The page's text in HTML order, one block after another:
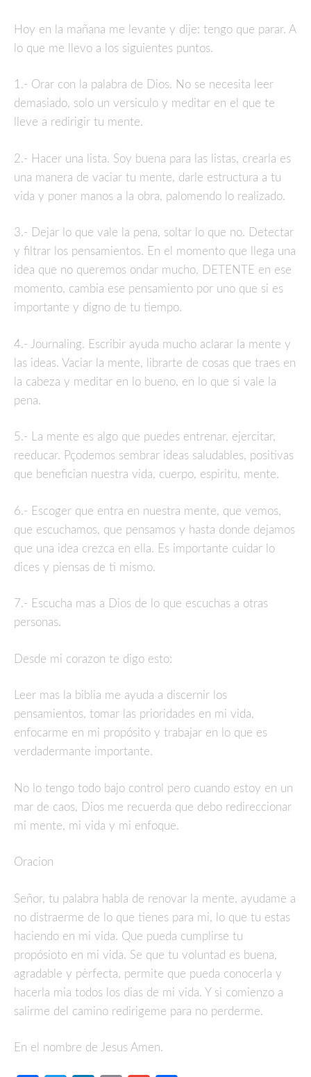
Hoy en la mañana me levante y dije: tengo que parar. A
lo que me llevo a los siguientes puntos.
1.- Orar con la palabra de Dios. No se necesita leer
demasiado, solo un versiculo y meditar en el que te
lleve a redirigir tu mente.
2.- Hacer una lista. Soy buena para las listas, crearla es
una manera de vaciar tu mente, darle estructura a tu
vida y poner manos a la obra, palomendo lo realizado.
3.- Dejar lo que vale la pena, soltar lo que no. Detectar
y filtrar los pensamientos. En el momento que llega una
idea que no queremos ondar mucho, DETENTE en ese
momento, cambia ese pensamiento por uno que si es
importante y digno de tu tiempo.
4.- Journaling. Escribir ayuda mucho aclarar la mente y
las ideas. Vaciar la mente, librarte de cosas que traes en
la cabeza y meditar en lo bueno, en lo que si vale la
pena.
5.- La mente es algo que puedes entrenar, ejercitar,
reeducar. Pçodemos sembrar ideas saludables, positivas
que benefician nuestra vida, cuerpo, espiritu, mente.
6.- Escoger que entra en nuestra mente, que vemos,
que escuchamos, que pensamos y hasta donde dejamos
que una idea crezca en ella. Es importante cuidar lo
dices y piensas de ti mismo.
7.- Escucha mas a Dios de lo que escuchas a otras
personas.
Desde mi corazon te digo esto:
Leer mas la biblia me ayuda a discernir los
pensamientos, tomar las prioridades en mi vida,
enfocarme en mi propósito y trabajar en lo que es
verdadermante importante.
No lo tengo todo bajo control pero cuando estoy en un
mar de caos, Dios me recuerda que debo redireccionar
mi mente, mi vida y mi enfoque.
Oracion
Señor, tu palabra habla de renovar la mente, ayudame a
no distraerme de lo que tienes para mi, lo que tu estas
haciendo en mi vida. Que pueda cumplirse tu
propósioto en mi vida. Se que tu voluntad es buena,
agradable y pèrfecta, permite que pueda conocerla y
hacerla mia todos los dias de mi vida. Y si comienzo a
salirme del camino redirigeme para no perderme.
En el nombre de Jesus Amen.